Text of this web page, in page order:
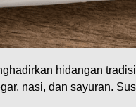
hidangan
nasi, dan sayuran.